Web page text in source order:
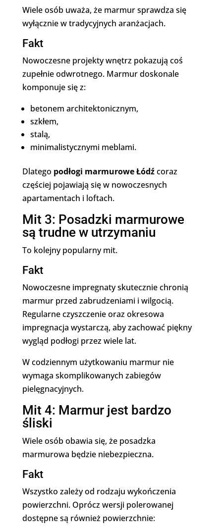
Wiele osób uważa, że marmur sprawdza się
wyłącznie w tradycyjnych aranżacjach.
Fakt
Nowoczesne projekty wnętrz pokazują coś
zupełnie odwrotnego. Marmur doskonale
komponuje się z:
betonem architektonicznym,
szkłem,
stalą,
minimalistycznymi meblami.
Dlatego podłogi marmurowe Łódźcoraz
częściej pojawiają się w nowoczesnych
apartamentach i loftach.
Mit 3: Posadzki marmurowe
są trudne w utrzymaniu
To kolejny popularny mit.
Fakt
Nowoczesne impregnaty skutecznie chronią
marmur przed zabrudzeniami i wilgocią.
Regularne czyszczenie oraz okresowa
impregnacja wystarczą, aby zachować piękny
wygląd podłogi przez wiele lat.
W codziennym użytkowaniu marmur nie
wymaga skomplikowanych zabiegów
pielęgnacyjnych.
Mit 4: Marmur jest bardzo
śliski
Wiele osób obawia się, że posadzka
marmurowa będzie niebezpieczna.
Fakt
Wszystko zależy od rodzaju wykończenia
powierzchni. Oprócz wersji polerowanej
dostępne są również powierzchnie: